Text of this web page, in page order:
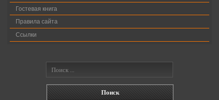
Гостевая книга
Правила сайта
Ссылки